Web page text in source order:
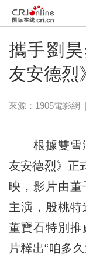
攜手劉
友安德烈
來源： 1905電影網
根據雙雪濤
友安德烈》正
映，影片由
主演，殷桃特
董寶石特別推
片釋出“咱多